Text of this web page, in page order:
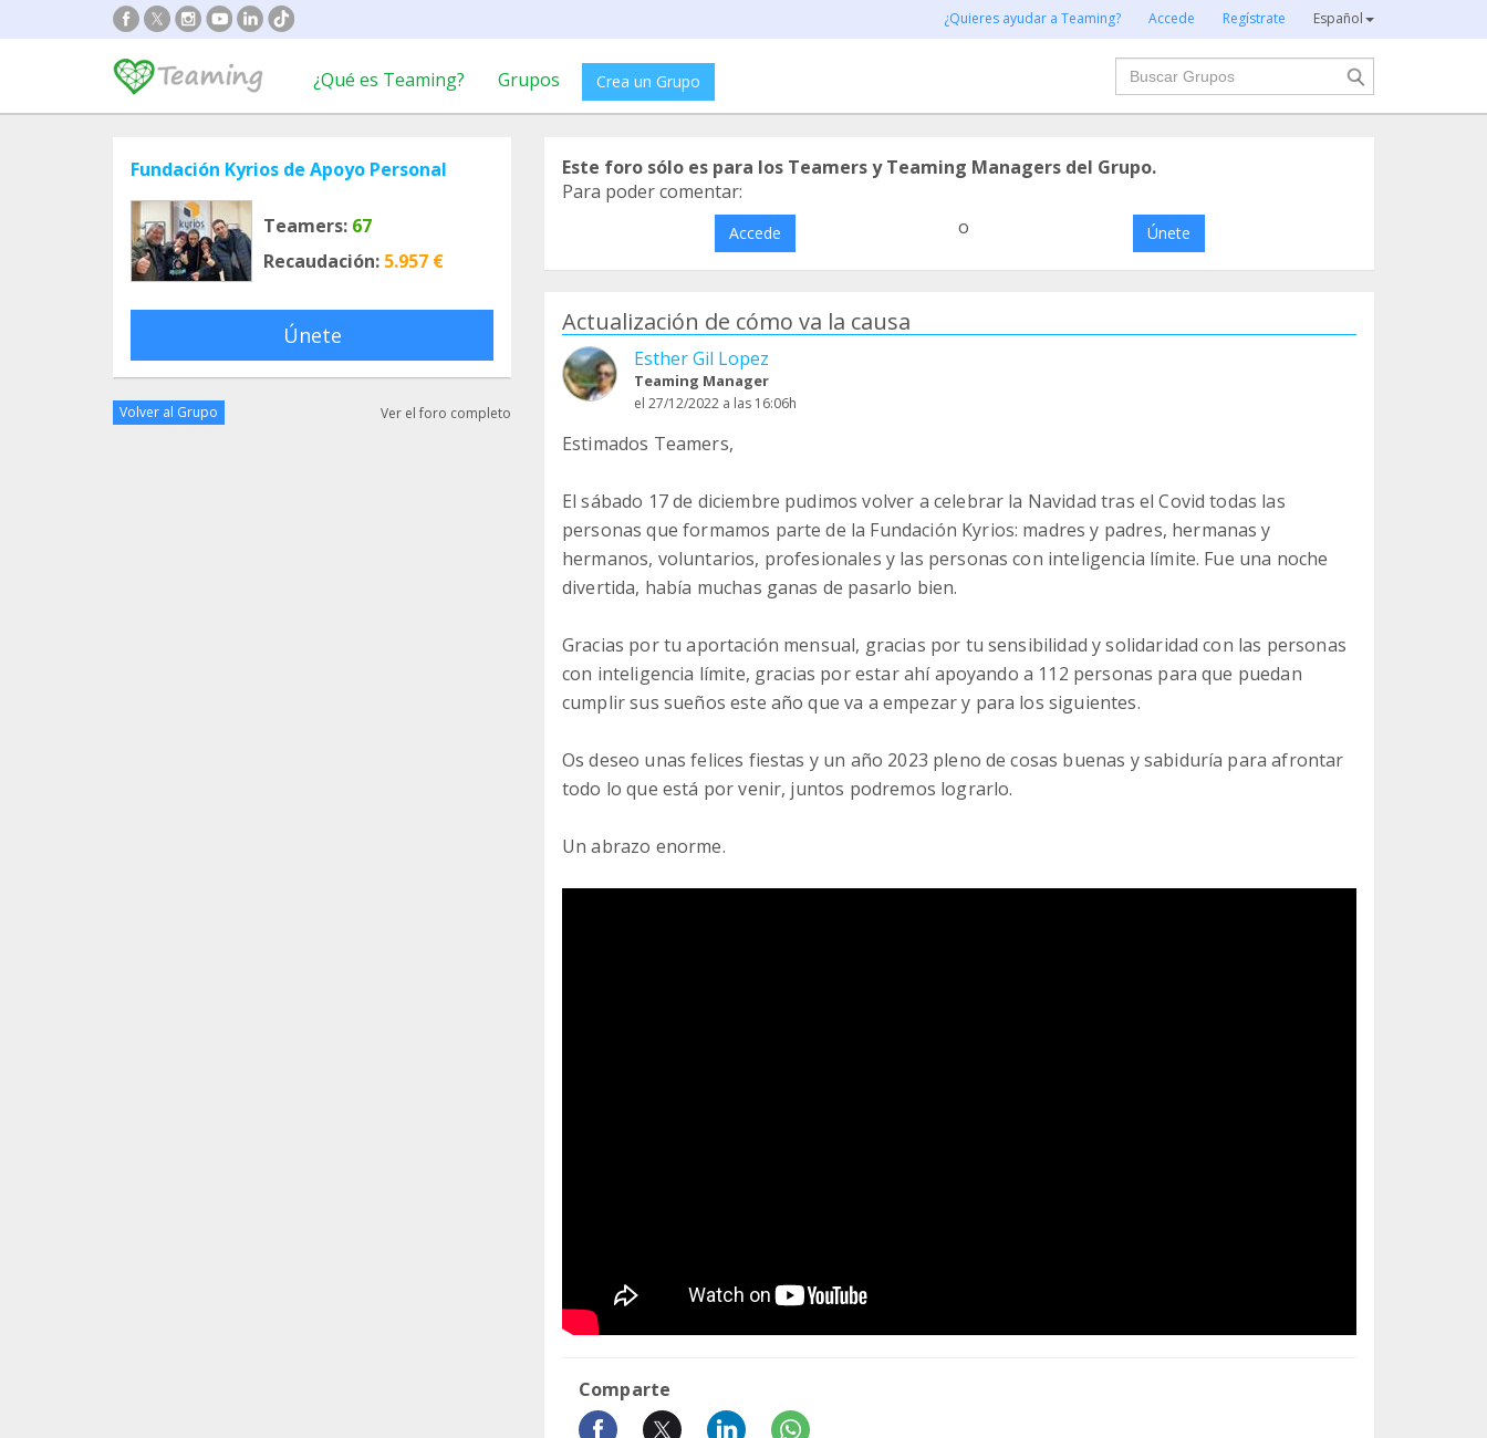
¿Quieres ayudar a Teaming? Accede Regístrate Español
¿Qué es Teaming? Grupos Crea un Grupo
Buscar
Fundación Kyrios de Apoyo Personal
Teamers: 67
Recaudación: 5.957 €
Únete
Volver al Grupo Ver el foro completo
Este foro sólo es para los Teamers y Teaming Managers del Grupo.
Para poder comentar:
Accede o Únete
Actualización de cómo va la causa
Esther Gil Lopez
Teaming Manager
el 27/12/2022 a las 16:06h
Estimados Teamers,
El sábado 17 de diciembre pudimos volver a celebrar la Navidad tras el Covid todas las
personas que formamos parte de la Fundación Kyrios: madres y padres, hermanas y
hermanos, voluntarios, profesionales y las personas con inteligencia límite. Fue una noche
divertida, había muchas ganas de pasarlo bien.
Gracias por tu aportación mensual, gracias por tu sensibilidad y solidaridad con las personas
con inteligencia límite, gracias por estar ahí apoyando a 112 personas para que puedan
cumplir sus sueños este año que va a empezar y para los siguientes.
Os deseo unas felices fiestas y un año 2023 pleno de cosas buenas y sabiduría para afrontar
todo lo que está por venir, juntos podremos lograrlo.
Un abrazo enorme.
Comparte